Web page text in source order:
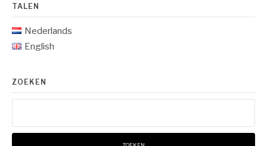
TALEN
Nederlands
English
ZOEKEN